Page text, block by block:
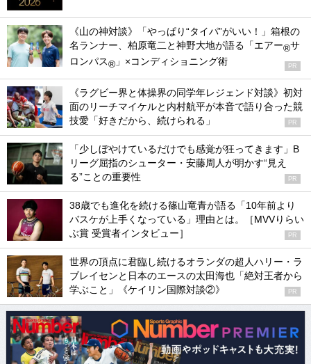
《山の神対談》「やっぱり“タイパ”がいい！」箱根の
名ランナー、柏原竜二と神野大地が語る「エアー®サ
ロンパス® 」×コンディショニング術 PR
《ラグビー界と体操界の同学年レジェンド対談》初対
面のリーチマイケルと内村航平が本音で語り合った競
技愛「好きだから、続けられる」
PR
「少しぼやけているだけでも感覚が狂ってきます」B
リーグ屈指のシューター・安藤周人が明かす“見え
る”ことの重要性
PR
38歳でも進化を続ける篠山竜青が語る「10年前より
バスケが上手くなっている」理由とは。［MVVりらい
ぶ賞 受賞者インタビュー］
PR
世界の頂点に君臨し続けるオランダの超人ハリー・ラ
ブレイセンと日本のエースの太田海也「絶対王者から
学ぶこと」《ケイリン国際対談②》
PR